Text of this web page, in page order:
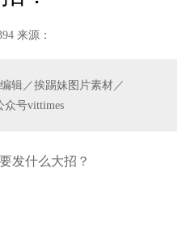
来源：
辑／挨踢妹图片素材／
众号vittimes